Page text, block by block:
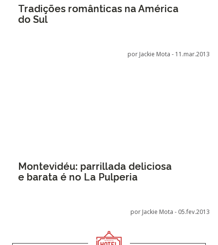
Tradições românticas na América
do Sul
por Jackie Mota - 11.mar.2013
Montevidéu: parrillada deliciosa
e barata é no La Pulperia
por Jackie Mota - 05.fev.2013